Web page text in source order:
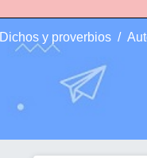
Dichos y proverbios